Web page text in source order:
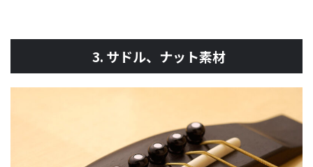
3. サドル、ナット素材